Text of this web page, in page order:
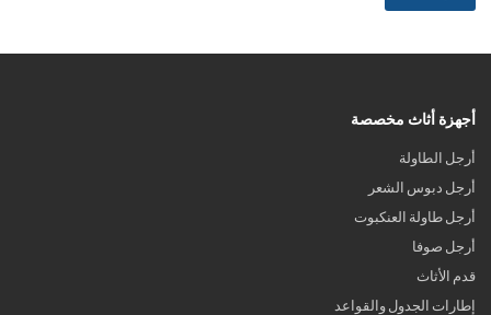
أجهزة أثاث مخصصة
أرجل الطاولة
أرجل دبوس الشعر
أرجل طاولة العنكبوت
أرجل صوفا
قدم الأثاث
إطارات الجدول والقواعد